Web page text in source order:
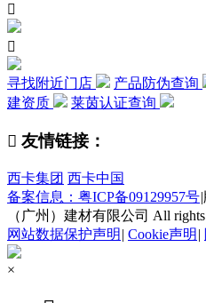


寻找附近门店 产品防伪查询
建资质
莱茵认证查询
 友情链接：
西卡集团 西卡中国
备案信息：粤ICP备09129957号|
（广州）建材有限公司 All rights
网站数据保护声明 | Cookie声明 |
×